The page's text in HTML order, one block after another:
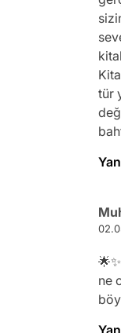
tür
ne